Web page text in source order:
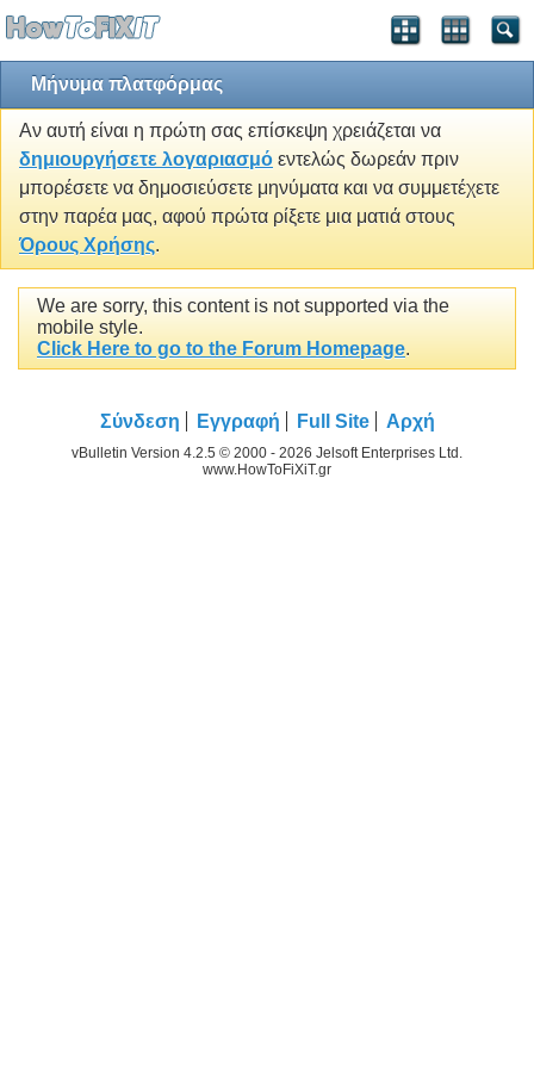
Μήνυμα πλατφόρμας
Αν αυτή είναι η πρώτη σας επίσκεψη χρειάζεται να
δημιουργήσετε λογαριασμό εντελώς δωρεάν πριν
μπορέσετε να δημοσιεύσετε μηνύματα και να συμμετέχετε
στην παρέα μας, αφού πρώτα ρίξετε μια ματιά στους
Όρους Χρήσης.
We are sorry, this content is not supported via the
mobile style.
Click Here to go to the Forum Homepage.
Σύνδεση Εγγραφή Full Site Αρχή
vBulletin Version 4.2.5 © 2000 - 2026 Jelsoft Enterprises Ltd.
www.HowToFiXiT.gr